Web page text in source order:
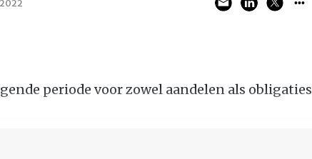
2022
periode voor zowel aandelen als obligaties